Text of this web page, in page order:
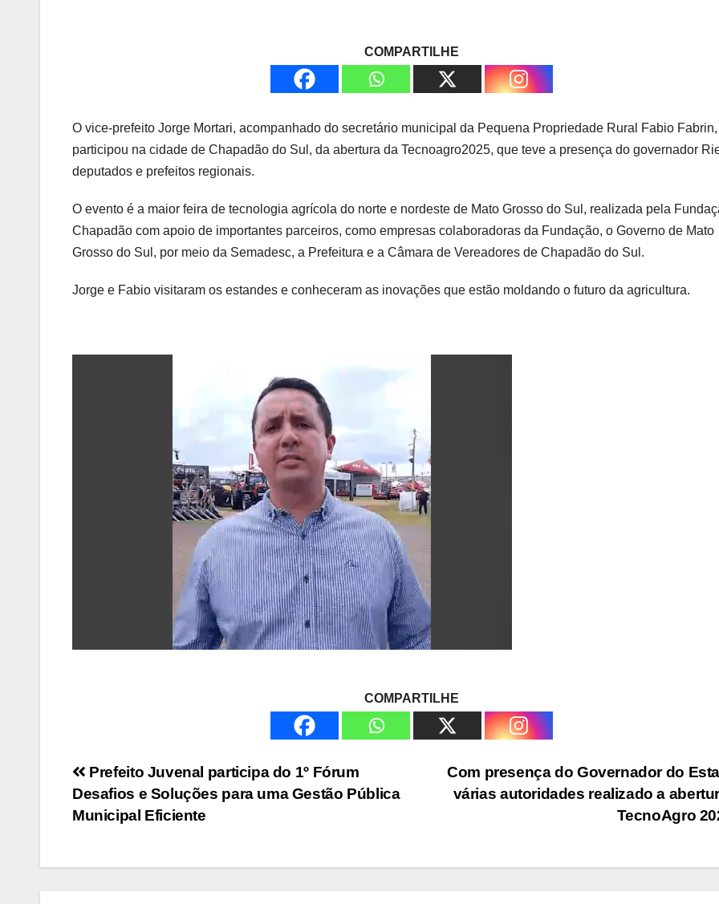
COMPARTILHE
O vice-prefeito Jorge Mortari, acompanhado do secretário municipal da Pequena Propriedade Rural Fabio Fabrin,
participou na cidade de Chapadão do Sul, da abertura da Tecnoagro2025, que teve a presença do governador
deputados e prefeitos regionais.
O evento é a maior feira de tecnologia agrícola do norte e nordeste de Mato Grosso do Sul, realizada pela
Chapadão com apoio de importantes parceiros, como empresas colaboradoras da Fundação, o Governo de Mato
Grosso do Sul, por meio da Semadesc, a Prefeitura e a Câmara de Vereadores de Chapadão do Sul.
Jorge e Fabio visitaram os estandes e conheceram as inovações que estão moldando o futuro da agricultura.
COMPARTILHE
Navegação
de
Com presença do Governador do
várias autoridades realizado a
TecnoAgro
Prefeito Juvenal participa do 1º Fórum
Desafios e Soluções para uma Gestão Pública
Municipal Eficiente